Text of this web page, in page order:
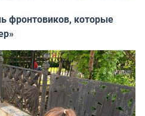
фронтовиков, которые